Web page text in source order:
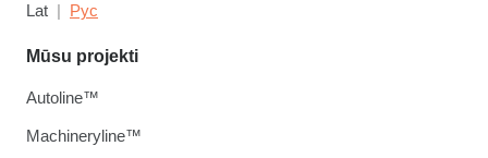
Lat Рус
Mūsu projekti
Autoline™
Machineryline™